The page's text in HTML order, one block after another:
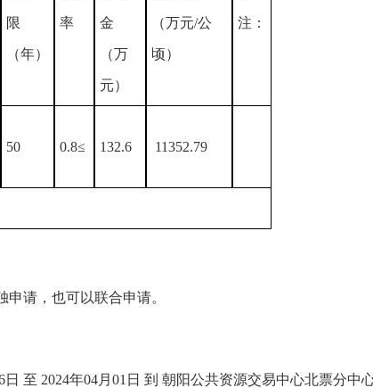
限
（年）
率 金
（万
元）
（万元/公
顷）
注：
50 0.8≤ 132.6 11352.79
请，也可以联合申请。
至 2024年04月01日 到 朝阳公共资源交易中心北票分中